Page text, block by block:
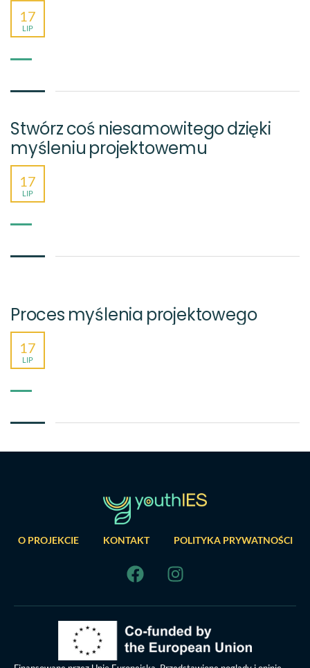
17
LIP
Stwórz coś niesamowitego dzięki
myśleniu projektowemu
17
LIP
Proces myślenia projektowego
17
LIP
O PROJEKCIE KONTAKT POLITYKA PRYWATNOŚCI